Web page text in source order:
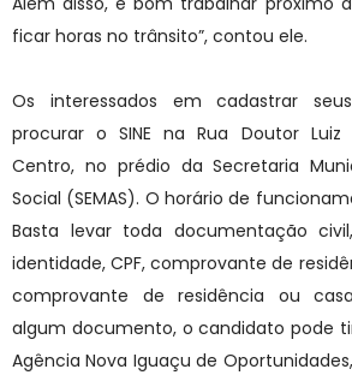
ficar horas no trânsito”, contou ele.
Os interessados em cadastrar
procurar o SINE na Rua Doutor Luiz
Centro, no prédio da Secretaria
Social (SEMAS). O horário de
Basta levar toda documentação
identidade, CPF, comprovante de
comprovante de residência ou
algum documento, o candidato pode
Agência Nova Iguaçu de